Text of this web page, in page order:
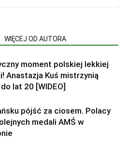
WIĘCEJ OD AUTORA
moment polskiej lekkiej
Anastazja Kuś mistrzynią
lat 20 [WIDEO]
pójść za ciosem. Polacy
medali AMŚ w